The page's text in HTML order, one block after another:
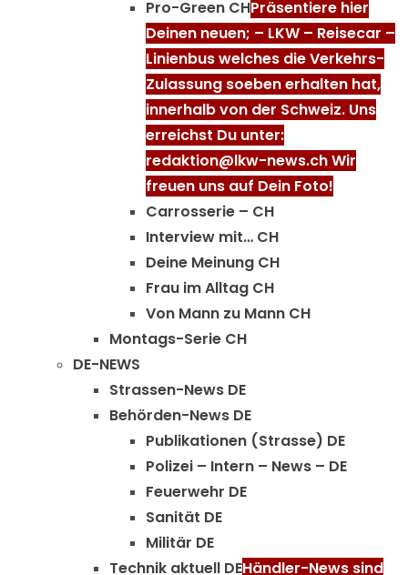
Pro-Green CHPräsentiere hier
Deinen neuen; – LKW – Reisecar –
Linienbus welches die Verkehrs-
Zulassung soeben erhalten hat,
innerhalb von der Schweiz. Uns
erreichst Du unter:
redaktion@lkw-news.ch Wir
freuen uns auf Dein Foto!
Carrosserie – CH
Interview mit… CH
Deine Meinung CH
Frau im Alltag CH
Von Mann zu Mann CH
Montags-Serie CH
DE-NEWS
Strassen-News DE
Behörden-News DE
Publikationen (Strasse) DE
Polizei – Intern – News – DE
Feuerwehr DE
Sanität DE
Militär DE
Technik aktuell DEHändler-News sind